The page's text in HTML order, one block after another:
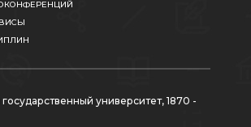
университет, 1870 -